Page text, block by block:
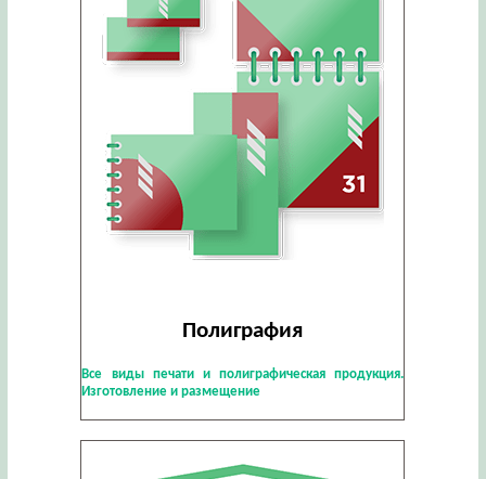
Полиграфия
Все виды печати и полиграфическая продукция.
Изготовление и размещение